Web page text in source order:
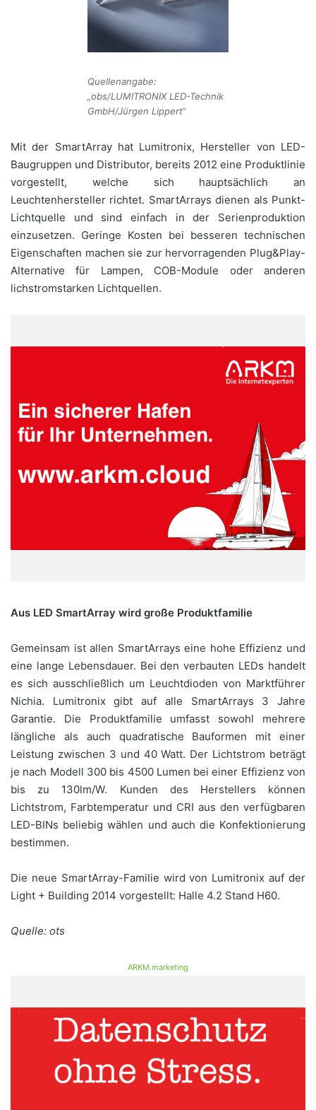
Quellenangabe:
„obs/LUMITRONIX LED-Technik
GmbH/Jürgen Lippert“
Mit der SmartArray hat Lumitronix, Hersteller von LED-
Baugruppen und Distributor, bereits 2012 eine Produktlinie
vorgestellt, welche sich hauptsächlich an
Leuchtenhersteller richtet. SmartArrays dienen als Punkt-
Lichtquelle und sind einfach in der Serienproduktion
einzusetzen. Geringe Kosten bei besseren technischen
Eigenschaften machen sie zur hervorragenden Plug&Play-
Alternative für Lampen, COB-Module oder anderen
lichstromstarken Lichtquellen.
Aus LED SmartArray wird große Produktfamilie
Gemeinsam ist allen SmartArrays eine hohe Effizienz und
eine lange Lebensdauer. Bei den verbauten LEDs handelt
es sich ausschließlich um Leuchtdioden von Marktführer
Nichia. Lumitronix gibt auf alle SmartArrays 3 Jahre
Garantie. Die Produktfamilie umfasst sowohl mehrere
längliche als auch quadratische Bauformen mit einer
Leistung zwischen 3 und 40 Watt. Der Lichtstrom beträgt
je nach Modell 300 bis 4500 Lumen bei einer Effizienz von
bis zu 130lm/W. Kunden des Herstellers können
Lichtstrom, Farbtemperatur und CRI aus den verfügbaren
LED-BINs beliebig wählen und auch die Konfektionierung
bestimmen.
Die neue SmartArray-Familie wird von Lumitronix auf der
Light + Building 2014 vorgestellt: Halle 4.2 Stand H60.
Quelle: ots
ARKM.marketing